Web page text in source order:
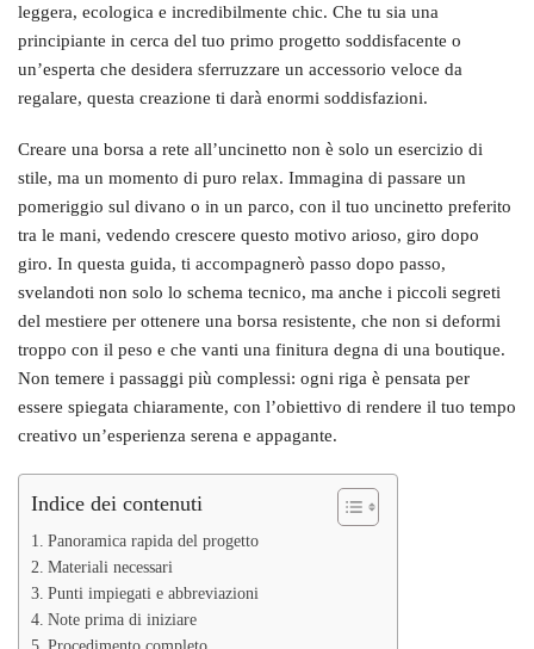
leggera, ecologica e incredibilmente chic. Che tu sia una
principiante in cerca del tuo primo progetto soddisfacente o
un’esperta che desidera sferruzzare un accessorio veloce da
regalare, questa creazione ti darà enormi soddisfazioni.
Creare una borsa a rete all’uncinetto non è solo un esercizio di
stile, ma un momento di puro relax. Immagina di passare un
pomeriggio sul divano o in un parco, con il tuo uncinetto preferito
tra le mani, vedendo crescere questo motivo arioso, giro dopo
giro. In questa guida, ti accompagnerò passo dopo passo,
svelandoti non solo lo schema tecnico, ma anche i piccoli segreti
del mestiere per ottenere una borsa resistente, che non si deformi
troppo con il peso e che vanti una finitura degna di una boutique.
Non temere i passaggi più complessi: ogni riga è pensata per
essere spiegata chiaramente, con l’obiettivo di rendere il tuo tempo
creativo un’esperienza serena e appagante.
Indice dei contenuti
Panoramica rapida del progetto
Materiali necessari
Punti impiegati e abbreviazioni
Note prima di iniziare